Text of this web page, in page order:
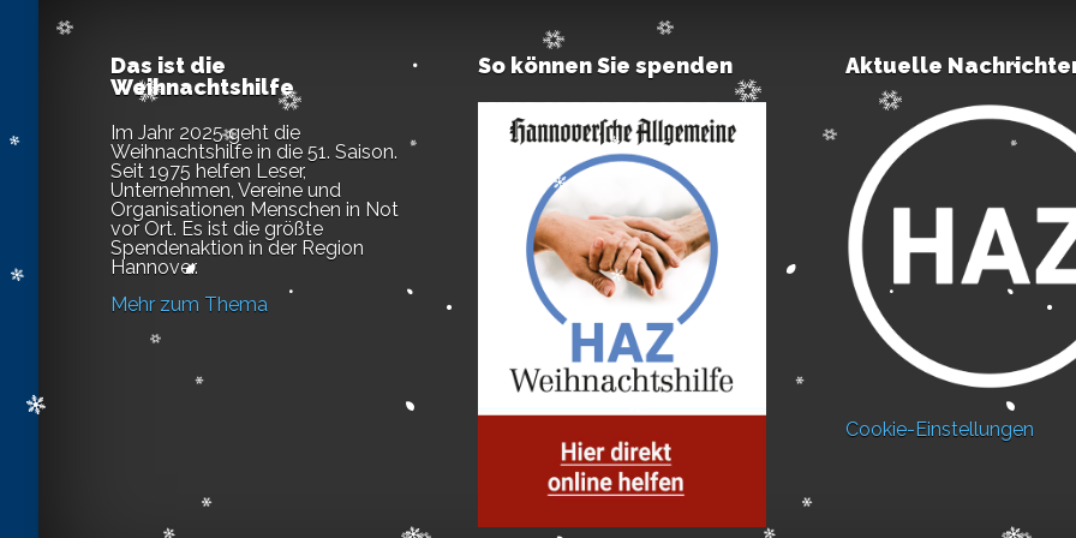
Das ist die
Weihnachtshilfe
Im Jahr 2025 geht die
Weihnachtshilfe in die 51. Saison.
Seit 1975 helfen Leser,
Unternehmen, Vereine und
Organisationen Menschen in Not
vor Ort. Es ist die größte
Spendenaktion in der Region
Hannover.
Mehr zum Thema
So können Sie spenden Aktuelle
Cookie-Einstellungen